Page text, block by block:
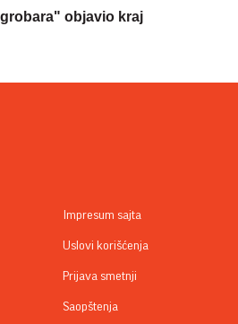
objavio kraj
Impresum sajta
Uslovi korišćenja
Prijava smetnji
Saopštenja